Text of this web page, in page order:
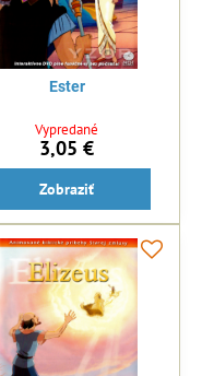
Ester
Vypredané
3,05 €
Zobraziť